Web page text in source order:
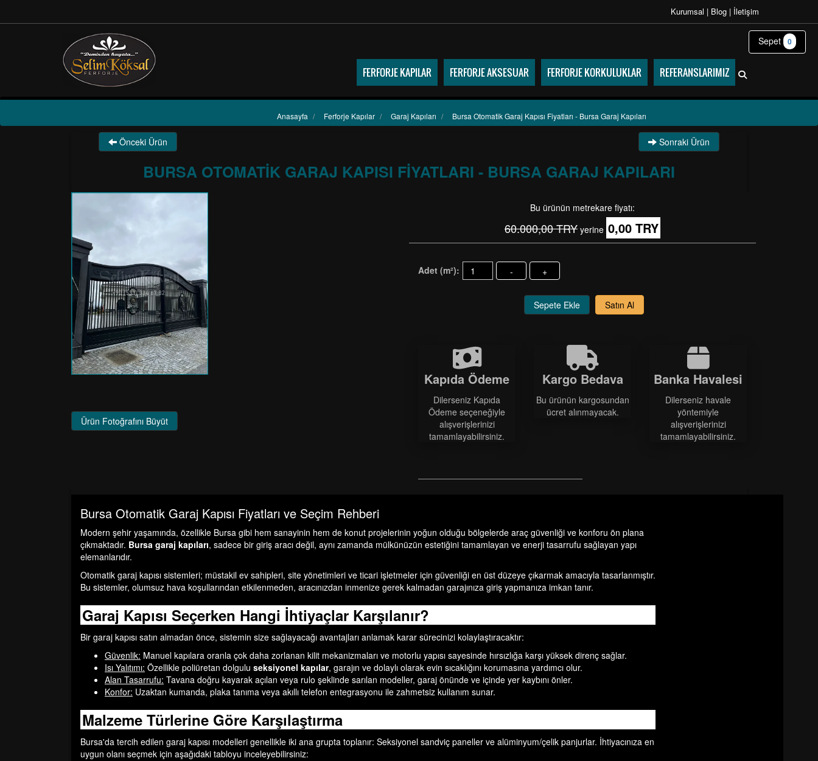
Kurumsal | Blog | İletişim
FERFORJE KAPILAR FERFORJE AKSESUAR FERFORJE KORKULUKLAR REFERANSLARIMIZ
Bursa Otomatik Garaj Kapısı Fiyatları - Bursa Garaj Kapıları
Garaj Kapıları /
Ferforje Kapılar /
Anasayfa /
Önceki Ürün Sonraki Ürün
BURSA OTOMATIK GARAJ KAPISI FIYATLARI - BURSA GARAJ KAPILARI
Ürün Fotoğrafını Büyüt
Bu ürünün metrekare fiyatı:
60.000,00 TRY yerine 0,00 TRY
Adet (m²): - +
Sepete Ekle Satın Al
Kapıda Ödeme
Dilerseniz Kapıda
Ödeme seçeneğiyle
alışverişlerinizi
tamamlayabilirsiniz.
Kargo Bedava
Bu ürünün kargosundan
ücret alınmayacak.
Banka Havalesi
Dilerseniz havale
yöntemiyle
alışverişlerinizi
tamamlayabilirsiniz.
Sepet 0
Bursa Otomatik Garaj Kapısı Fiyatları ve Seçim Rehberi
Modern şehir yaşamında, özellikle Bursa gibi hem sanayinin hem de konut projelerinin yoğun olduğu bölgelerde araç güvenliği ve konforu ön plana
çıkmaktadır. Bursa garaj kapıları, sadece bir giriş aracı değil, aynı zamanda mülkünüzün estetiğini tamamlayan ve enerji tasarrufu sağlayan yapı
elemanlarıdır.
Otomatik garaj kapısı sistemleri; müstakil ev sahipleri, site yönetimleri ve ticari işletmeler için güvenliği en üst düzeye çıkarmak amacıyla tasarlanmıştır.
Bu sistemler, olumsuz hava koşullarından etkilenmeden, aracınızdan inmenize gerek kalmadan garajınıza giriş yapmanıza imkan tanır.
Garaj Kapısı Seçerken Hangi İhtiyaçlar Karşılanır?
Bir garaj kapısı satın almadan önce, sistemin size sağlayacağı avantajları anlamak karar sürecinizi kolaylaştıracaktır:
Güvenlik: Manuel kapılara oranla çok daha zorlanan kilit mekanizmaları ve motorlu yapısı sayesinde hırsızlığa karşı yüksek direnç sağlar.
Isı Yalıtımı: Özellikle poliüretan dolgulu seksiyonel kapılar, garajın ve dolaylı olarak evin sıcaklığını korumasına yardımcı olur.
Alan Tasarrufu: Tavana doğru kayarak açılan veya rulo şeklinde sarılan modeller, garaj önünde ve içinde yer kaybını önler.
Konfor: Uzaktan kumanda, plaka tanıma veya akıllı telefon entegrasyonu ile zahmetsiz kullanım sunar.
Malzeme Türlerine Göre Karşılaştırma
Bursa'da tercih edilen garaj kapısı modelleri genellikle iki ana grupta toplanır: Seksiyonel sandviç paneller ve alüminyum/çelik panjurlar. İhtiyacınıza en
uygun olanı seçmek için aşağıdaki tabloyu inceleyebilirsiniz: